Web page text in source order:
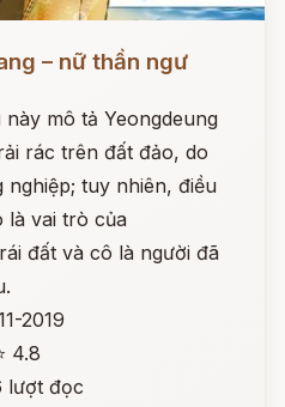
– nữ thần ngư
mô tả Yeongdeung
rác trên đất đảo, do
tuy nhiên, điều
là vai trò của
đất và cô là người đã
2019
4.8
lượt đọc